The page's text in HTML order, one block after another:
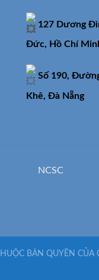
127 Dương
Đức, Hồ Chí
Số 190,
Khê, Đà Nẵng
THUỘC BẢN QUYỀN